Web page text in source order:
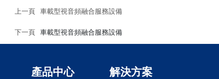
上一頁 車載型視音頻融合服務設備
下一頁 車載型視音頻融合服務設備
產品中心 解決方案